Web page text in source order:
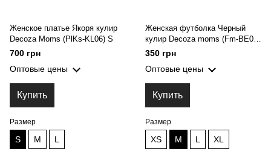
Женское платье Якоря кулир
Decoza Moms (PlKs-KL06) S
700 грн
Оптовые цены
Купить
Размер
S M L
Женская футболка Черный
кулир Decoza moms (Fm-BE05)
M
350 грн
Оптовые цены
Купить
Размер
XS M L XL